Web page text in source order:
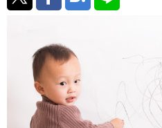
生活の知恵
掃除
マナー
趣味